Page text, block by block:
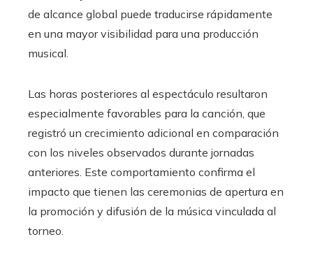
de alcance global puede traducirse rápidamente
en una mayor visibilidad para una producción
musical.
Las horas posteriores al espectáculo resultaron
especialmente favorables para la canción, que
registró un crecimiento adicional en comparación
con los niveles observados durante jornadas
anteriores. Este comportamiento confirma el
impacto que tienen las ceremonias de apertura en
la promoción y difusión de la música vinculada al
torneo.